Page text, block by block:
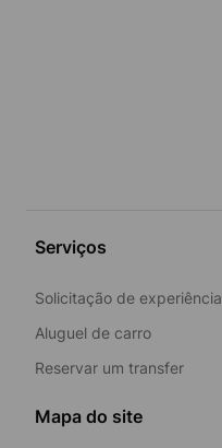
Serviços
Solicitação de experiência
Aluguel de carro
Reservar um transfer
Mapa do site